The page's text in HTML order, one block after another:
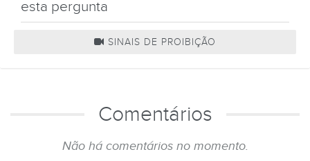
esta pergunta
SINAIS DE PROIBIÇÃO
Comentários
Não há comentários no momento.